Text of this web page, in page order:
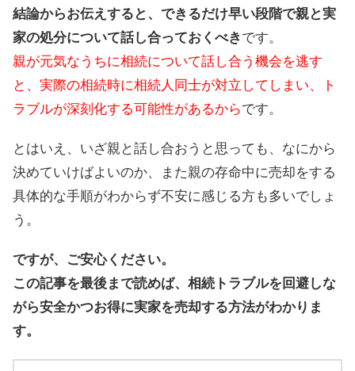
結論からお伝えすると、できるだけ早い段階で親と実
家の処分について話し合っておくべき です。
親が元気なうちに相続について話し合う機会を逃す
と、実際の相続時に相続人同士が対立してしまい、ト
ラブルが深刻化する可能性があるからです。
とはいえ、いざ親と話し合おうと思っても、なにから
決めていけばよいのか、また親の存命中に売却をする
具体的な手順がわからず不安に感じる方も多いでしょ
う。
ですが、ご安心ください。
この記事を最後まで読めば、相続トラブルを回避しな
がら安全かつお得に実家を売却する方法がわかりま
す。